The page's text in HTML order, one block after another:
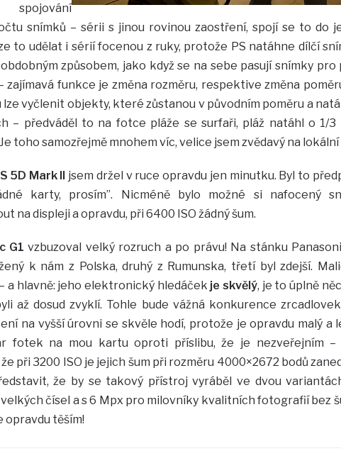
snímků – sérii s jinou rovinou zaostření, spojí se to do
to udělat i sérií focenou z ruky, protože PS natáhne dílčí
způsobem, jako když se na sebe pasují snímky pro
zajímavá funkce je změna rozměru, respektive změna
lze vyčlenit objekty, které zůstanou v původním poměru a
– předváděl to na fotce pláže se surfaři, pláž natáhl o 1/3
toho samozřejmě mnohem víc, velice jsem zvědavý na lokální
5D Mark II jsem držel v ruce opravdu jen minutku. Byl to
karty, prosím”. Nicméně bylo možné si nafocený
na displeji a opravdu, při 6400 ISO žádný šum.
G1 vzbuzoval velký rozruch a po právu! Na stánku
k nám z Polska, druhý z Rumunska, třetí byl zdejší.
a hlavně: jeho elektronický hledáček je skvělý, je to úplně
až dosud zvyklí. Tohle bude vážná konkurence
na vyšší úrovni se skvěle hodí, protože je opravdu malý a
fotek na mou kartu oproti příslibu, že je nezveřejním –
při 3200 ISO je jejich šum při rozměru 4000×2672 bodů
že by se takový přístroj vyráběl ve dvou
čísel a s 6 Mpx pro milovníky kvalitních fotografií bez
opravdu těším!